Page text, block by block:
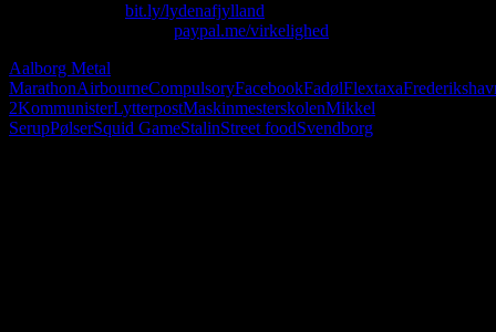
bit.ly/lydenafjylland
paypal.me/virkelighed
Aalborg Metal
MarathonAirbourneCompulsoryFacebookFadølFlextaxa
2KommunisterLytterpostMaskinmesterskolenMikkel
SerupPølserSquid GameStalinStreet foodSvendborg